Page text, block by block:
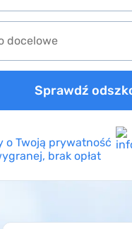
Sprawdź
o Twoją prywatność
brak opłat